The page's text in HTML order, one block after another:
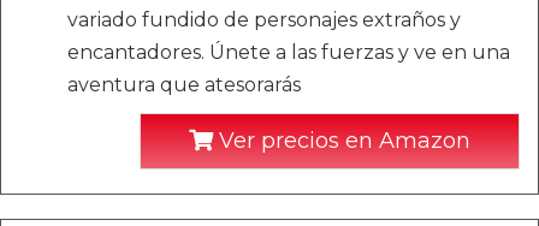
variado fundido de personajes extraños y
encantadores. Únete a las fuerzas y ve en una
aventura que atesorarás
Ver precios en Amazon